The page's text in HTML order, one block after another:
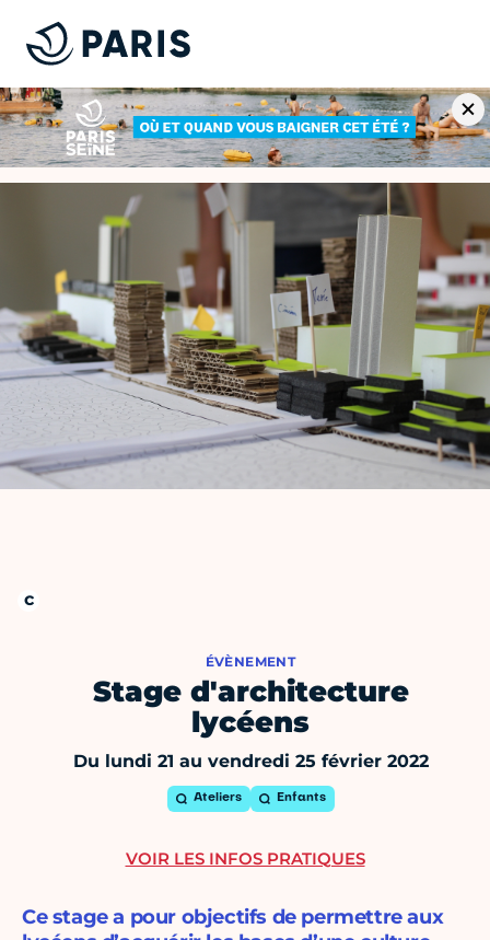
ÉVÈNEMENT
Stage d'architecture
lycéens
Du lundi 21 au vendredi 25 février 2022
Ateliers Enfants
Ce stage a pour objectifs de permettre aux
VOIR LES INFOS PRATIQUES